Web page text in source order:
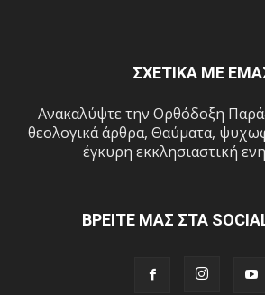
ΣΧΕΤΙΚΑ ΜΕ
Ανακαλύψτε την Ορθόδοξη
θεολογικά άρθρα, Θαύματα,
έγκυρη εκκλησιαστική
ΒΡΕΙΤΕ ΜΑΣ ΣΤΑ